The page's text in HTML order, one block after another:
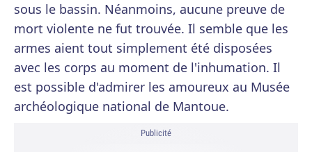
sous le bassin. Néanmoins, aucune preuve de
mort violente ne fut trouvée. Il semble que les
armes aient tout simplement été disposées
avec les corps au moment de l'inhumation. Il
est possible d'admirer les amoureux au Musée
archéologique national de Mantoue.
Publicité